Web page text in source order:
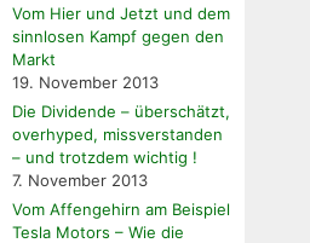
Vom Hier und Jetzt und dem
sinnlosen Kampf gegen den
Markt
19. November 2013
Die Dividende – überschätzt,
overhyped, missverstanden
– und trotzdem wichtig !
7. November 2013
Vom Affengehirn am Beispiel
Tesla Motors – Wie die